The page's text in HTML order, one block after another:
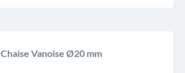
Chaise Vanoise Ø20 mm